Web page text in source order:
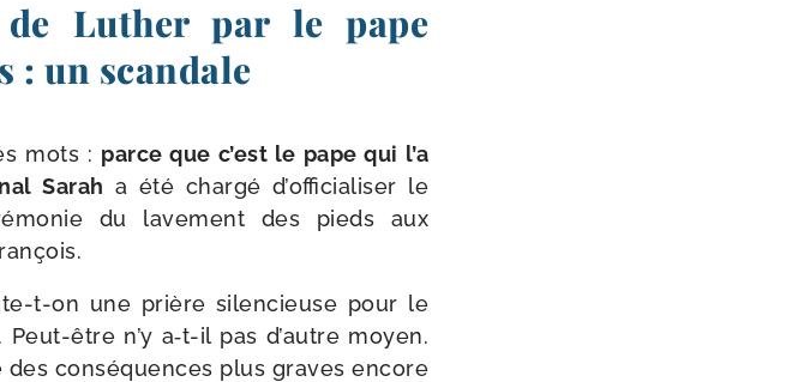
Luther par le pape
: un scandale
mots : parce que c’est le pape qui l’a
Sarah a été char­gé d’officialiser le
du lave­ment des pieds aux
​t-​on une prière silen­cieuse pour le
​être n’y a‑t-​il pas d’autre moyen.
consé­quences plus graves encore